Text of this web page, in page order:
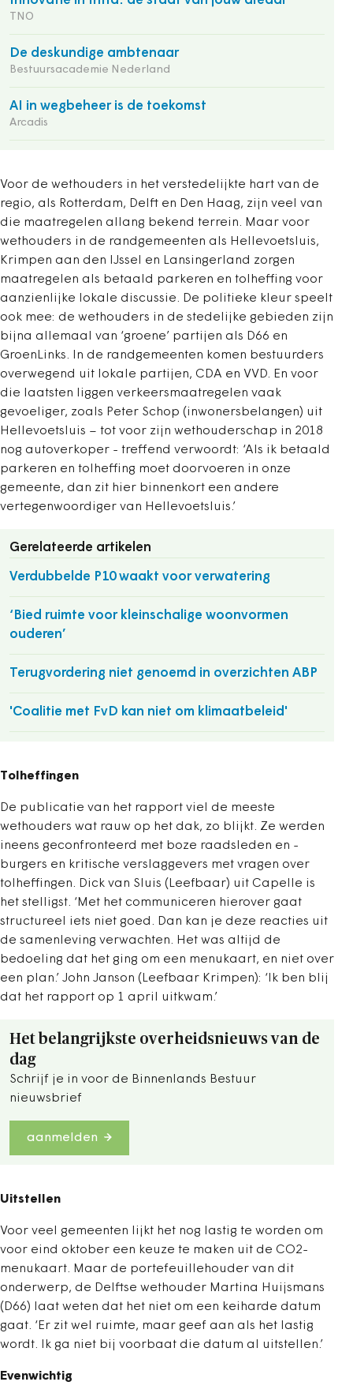
TNO
De deskundige ambtenaar
Bestuursacademie Nederland
AI in wegbeheer is de toekomst
Arcadis
Voor de wethouders in het verstedelijkte hart van de
regio, als Rotterdam, Delft en Den Haag, zijn veel van
die maatregelen allang bekend terrein. Maar voor
wethouders in de randgemeenten als Hellevoetsluis,
Krimpen aan den IJssel en Lansingerland zorgen
maatregelen als betaald parkeren en tolheffing voor
aanzienlijke lokale discussie. De politieke kleur speelt
ook mee: de wethouders in de stedelijke gebieden zijn
bijna allemaal van ‘groene’ partijen als D66 en
GroenLinks. In de randgemeenten komen bestuurders
overwegend uit lokale partijen, CDA en VVD. En voor
die laatsten liggen verkeersmaatregelen vaak
gevoeliger, zoals Peter Schop (inwonersbelangen) uit
Hellevoetsluis – tot voor zijn wethouderschap in 2018
nog autoverkoper - treffend verwoordt: ‘Als ik betaald
parkeren en tolheffing moet doorvoeren in onze
gemeente, dan zit hier binnenkort een andere
vertegenwoordiger van Hellevoetsluis.’
Gerelateerde artikelen
Verdubbelde P10 waakt voor verwatering
‘Bied ruimte voor kleinschalige woonvormen
ouderen’
Terugvordering niet genoemd in overzichten ABP
'Coalitie met FvD kan niet om klimaatbeleid'
Tolheffingen
De publicatie van het rapport viel de meeste
wethouders wat rauw op het dak, zo blijkt. Ze werden
ineens geconfronteerd met boze raadsleden en -
burgers en kritische verslaggevers met vragen over
tolheffingen. Dick van Sluis (Leefbaar) uit Capelle is
het stelligst. ‘Met het communiceren hierover gaat
structureel iets niet goed. Dan kan je deze reacties uit
de samenleving verwachten. Het was altijd de
bedoeling dat het ging om een menukaart, en niet over
een plan.’ John Janson (Leefbaar Krimpen): ‘Ik ben blij
dat het rapport op 1 april uitkwam.’
Het belangrijkste overheidsnieuws van de
dag
Schrijf je in voor de Binnenlands Bestuur
nieuwsbrief
aanmelden
Uitstellen
Voor veel gemeenten lijkt het nog lastig te worden om
voor eind oktober een keuze te maken uit de CO2-
menukaart. Maar de portefeuillehouder van dit
onderwerp, de Delftse wethouder Martina Huijsmans
(D66) laat weten dat het niet om een keiharde datum
gaat. ‘Er zit wel ruimte, maar geef aan als het lastig
wordt. Ik ga niet bij voorbaat die datum al uitstellen.’
Evenwichtig